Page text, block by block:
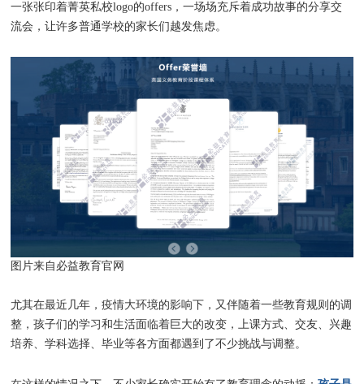
一张张印着菁英私校logo的offers，一场场充斥着成功故事的分享交
流会，让许多普通学校的家长们越发焦虑。
图片来自必益教育官网
尤其在最近几年，疫情大环境的影响下，又伴随着一些教育规则的调
整，孩子们的学习和生活面临着巨大的改变，上课方式、交友、兴趣
培养、学科选择、毕业等各方面都遇到了不少挑战与调整。